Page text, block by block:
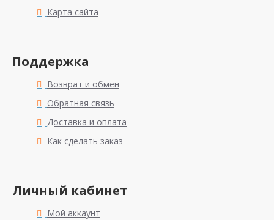
Карта сайта
Поддержка
Возврат и обмен
Обратная связь
Доставка и оплата
Как сделать заказ
Личный кабинет
Мой аккаунт